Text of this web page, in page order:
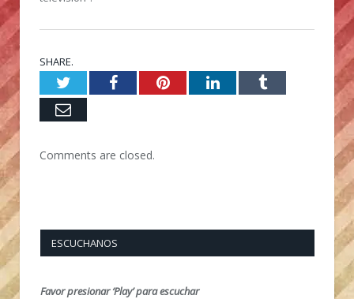
SHARE.
TwitterFacebookPinterestLinkedInTumblr
Email
Comments are closed.
ESCUCHANOS
Favor presionar ‘Play’ para escuchar